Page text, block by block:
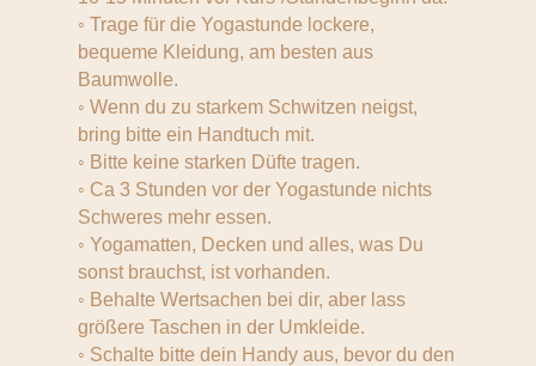
◦ Trage für die Yogastunde lockere,
bequeme Kleidung, am besten aus
Baumwolle.
◦ Wenn du zu starkem Schwitzen neigst,
bring bitte ein Handtuch mit.
◦ Bitte keine starken Düfte tragen.
◦ Ca 3 Stunden vor der Yogastunde nichts
Schweres mehr essen.
◦ Yogamatten, Decken und alles, was Du
sonst brauchst, ist vorhanden.
◦ Behalte Wertsachen bei dir, aber lass
größere Taschen in der Umkleide.
◦ Schalte bitte dein Handy aus, bevor du den